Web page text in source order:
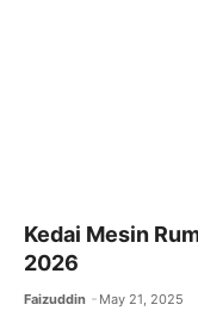
Kedai Mesin
2026
Faizuddin May 21, 2025